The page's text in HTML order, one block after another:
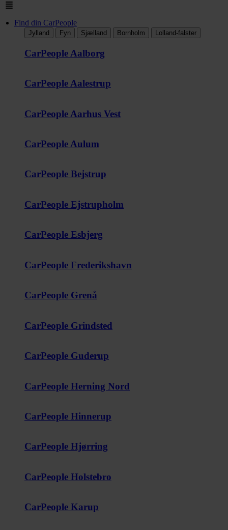
Find din CarPeople
Jylland Fyn Sjælland Bornholm Lolland-falster
CarPeople Aalborg
CarPeople Aalestrup
CarPeople Aarhus Vest
CarPeople Aulum
CarPeople Bejstrup
CarPeople Ejstrupholm
CarPeople Esbjerg
CarPeople Frederikshavn
CarPeople Grenå
CarPeople Grindsted
CarPeople Guderup
CarPeople Herning Nord
CarPeople Hinnerup
CarPeople Hjørring
CarPeople Holstebro
CarPeople Karup